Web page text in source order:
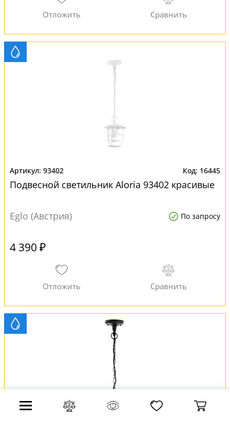
93402 16445
Подвесной светильник Aloria 93402 красивые
Eglo (Австрия) По запросу
4 390 ₽